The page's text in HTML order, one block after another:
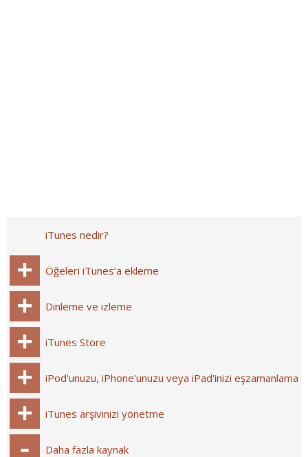
iTunes nedir?
Öğeleri iTunes’a ekleme
Dinleme ve izleme
iTunes Store
iPod'unuzu, iPhone'unuzu veya iPad'inizi eşzamanlama
iTunes arşivinizi yönetme
Daha fazla kaynak